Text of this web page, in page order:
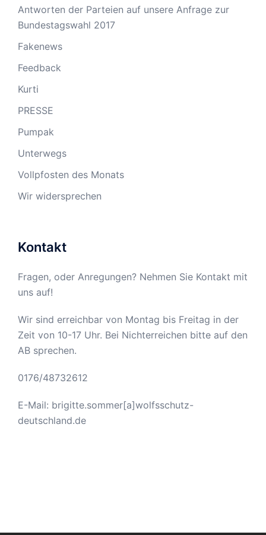
Antworten der Parteien auf unsere Anfrage zur
Bundestagswahl 2017
Fakenews
Feedback
Kurti
PRESSE
Pumpak
Unterwegs
Vollpfosten des Monats
Wir widersprechen
Kontakt
Fragen, oder Anregungen? Nehmen Sie Kontakt mit
uns auf!
Wir sind erreichbar von Montag bis Freitag in der
Zeit von 10-17 Uhr. Bei Nichterreichen bitte auf den
AB sprechen.
0176/48732612
E-Mail: brigitte.sommer[a]wolfsschutz-
deutschland.de